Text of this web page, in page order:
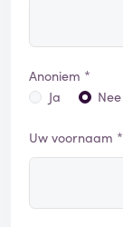
Anoniem *
Ja
Nee
Uw voornaam *